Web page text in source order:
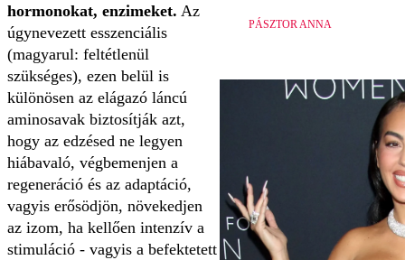
hormonokat, enzimeket. Az
úgynevezett esszenciális
(magyarul: feltétlenül
szükséges), ezen belül is
különösen az elágazó láncú
aminosavak biztosítják azt,
hogy az edzésed ne legyen
hiábavaló, végbemenjen a
regeneráció és az adaptáció,
vagyis erősödjön, növekedjen
az izom, ha kellően intenzív a
stimuláció - vagyis a befektetett
PÁSZTOR ANNA